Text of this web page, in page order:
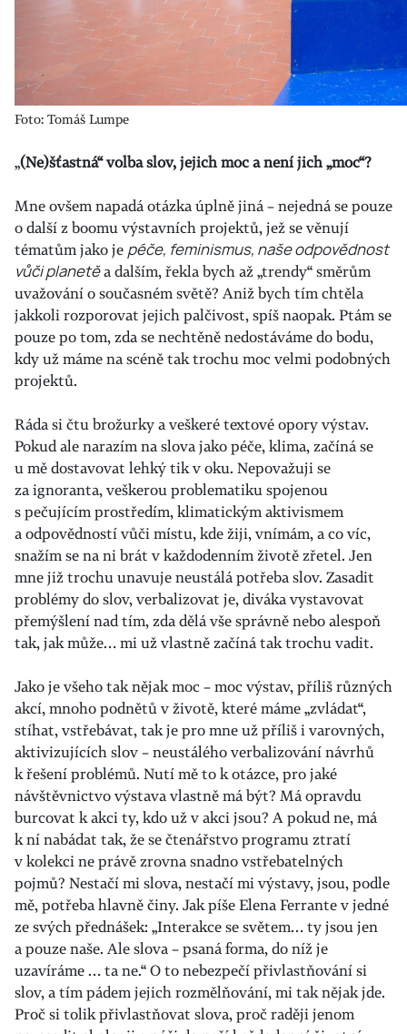
Foto: Tomáš Lumpe
„(Ne)šťastná“ volba slov, jejich moc a není jich „moc“?
Mne ovšem napadá otázka úplně jiná – nejedná se pouze
o další z boomu výstavních projektů, jež se věnují
tématům jako je péče, feminismus, naše odpovědnost
vůči planetěa dalším, řekla bych až „trendy“ směrům
uvažování o současném světě? Aniž bych tím chtěla
jakkoli rozporovat jejich palčivost, spíš naopak. Ptám se
pouze po tom, zda se nechtěně nedostáváme do bodu,
kdy už máme na scéně tak trochu moc velmi podobných
projektů.
Ráda si čtu brožurky a veškeré textové opory výstav.
Pokud ale narazím na slova jako péče, klima, začínáse
u mě dostavovat lehký tik v oku. Nepovažuji se
za ignoranta, veškerou problematiku spojenou
s pečujícím prostředím, klimatickým aktivismem
a odpovědností vůči místu, kde žiji, vnímám, a co víc,
snažím se na ni brát v každodenním životě zřetel. Jen
mne již trochu unavuje neustálá potřeba slov. Zasadit
problémy do slov, verbalizovat je, diváka vystavovat
přemýšlení nad tím, zda dělá vše správně nebo alespoň
tak, jak může… mi už vlastně začíná tak trochu vadit.
Jako je všeho tak nějak moc – moc výstav, příliš různých
akcí, mnoho podnětů v životě, které máme „zvládat“,
stíhat, vstřebávat, tak je pro mne už příliš i varovných,
aktivizujících slov – neustálého verbalizování návrhů
k řešení problémů. Nutí mě to k otázce, pro jaké
návštěvnictvo výstava vlastně má být? Má opravdu
burcovat k akci ty, kdo už v akci jsou? A pokud ne, má
k ní nabádat tak, že se čtenářstvo programu ztratí
v kolekci ne právě zrovna snadnovstřebatelných
pojmů? Nestačí mi slova, nestačí mi výstavy, jsou, podle
mě, potřeba hlavně činy. Jak píše Elena Ferrante v jedné
ze svých přednášek: „Interakce se světem… ty jsou jen
a pouze naše. Ale slova – psaná forma, do níž je
uzavíráme … ta ne.“ O to nebezpečí přivlastňování si
slov, a tím pádem jejich rozmělňování, mi tak nějak jde.
Proč si tolik přivlastňovat slova, proč raději jenom